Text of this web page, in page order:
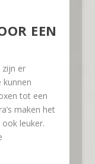
EEN
er
kunnen
tot een
maken het
leuker.